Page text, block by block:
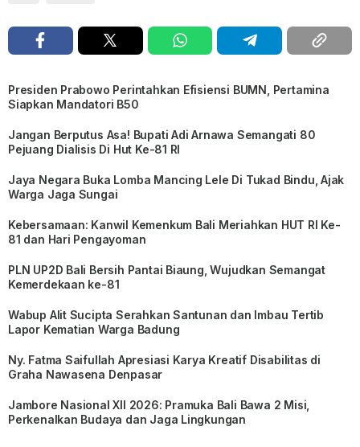
Presiden Prabowo Perintahkan Efisiensi BUMN, Pertamina
Siapkan Mandatori B50
Jangan Berputus Asa! Bupati Adi Arnawa Semangati 80
Pejuang Dialisis Di Hut Ke-81 RI
Jaya Negara Buka Lomba Mancing Lele Di Tukad Bindu, Ajak
Warga Jaga Sungai
Kebersamaan: Kanwil Kemenkum Bali Meriahkan HUT RI Ke-
81 dan Hari Pengayoman
PLN UP2D Bali Bersih Pantai Biaung, Wujudkan Semangat
Kemerdekaan ke-81
Wabup Alit Sucipta Serahkan Santunan dan Imbau Tertib
Lapor Kematian Warga Badung
Ny. Fatma Saifullah Apresiasi Karya Kreatif Disabilitas di
Graha Nawasena Denpasar
Jambore Nasional XII 2026: Pramuka Bali Bawa 2 Misi,
Perkenalkan Budaya dan Jaga Lingkungan